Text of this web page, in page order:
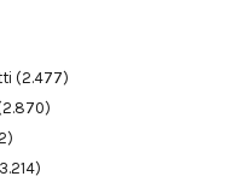
(2.477)